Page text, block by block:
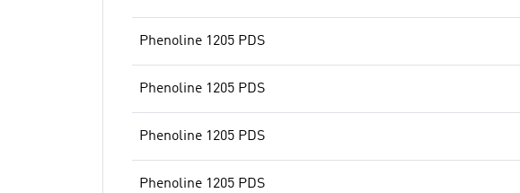
Phenoline 1205 PDS
Phenoline 1205 PDS
Phenoline 1205 PDS
Phenoline 1205 PDS